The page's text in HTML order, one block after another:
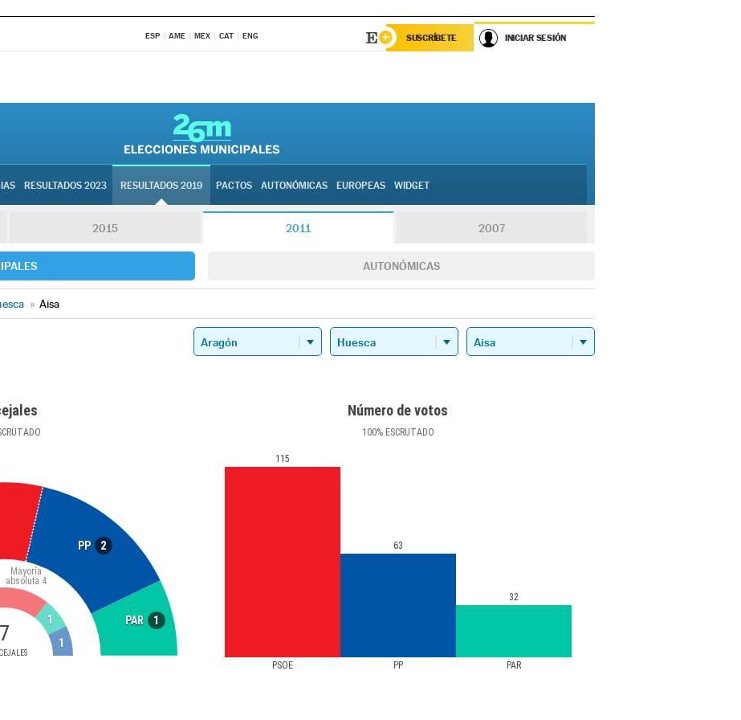
ESP AME MEX CAT ENG SUSCRÍBETE INICIAR SESIÓN
RESULTADOS 2023 RESULTADOS 2019 PACTOS AUTONÓMICAS EUROPEAS WIDGET
2015 2011 2007
AUTONÓMICAS
» Aisa
PP 2
PAR 1
7
Mayoría
absoluta 4
1
1
Número de votos
100%ESCRUTADO
PSOE PP PAR
115
63
32